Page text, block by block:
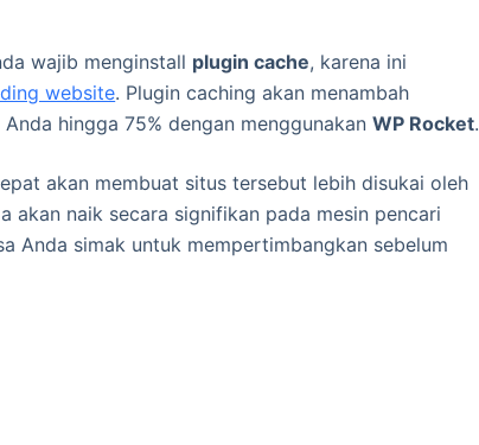
wajib menginstall plugin cache, karena ini
website. Plugin caching akan menambah
hingga 75% dengan menggunakanWP Rocket.
akan membuat situs tersebut lebih disukai oleh
akan naik secara signifikan pada mesin pencari
Anda simak untuk mempertimbangkan sebelum